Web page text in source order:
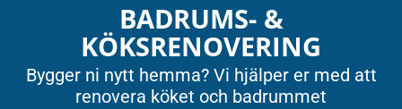
BADRUMS- &
KÖKSRENOVERING
Bygger ni nytt hemma? Vi hjälper er med att
renovera köket och badrummet